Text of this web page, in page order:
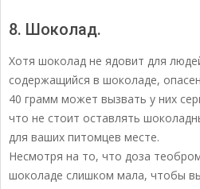
8. Шоколад.
Хотя шоколад не ядовит для
содержащийся в шоколаде,
40 грамм может вызвать у них
что не стоит оставлять
для ваших питомцев месте.
Несмотря на то, что доза
шоколаде слишком мала, чтобы